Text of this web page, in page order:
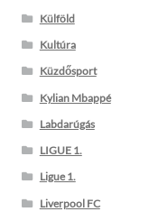
Külföld
Kultúra
Küzdősport
Kylian Mbappé
Labdarúgás
LIGUE 1.
Ligue 1.
Liverpool FC